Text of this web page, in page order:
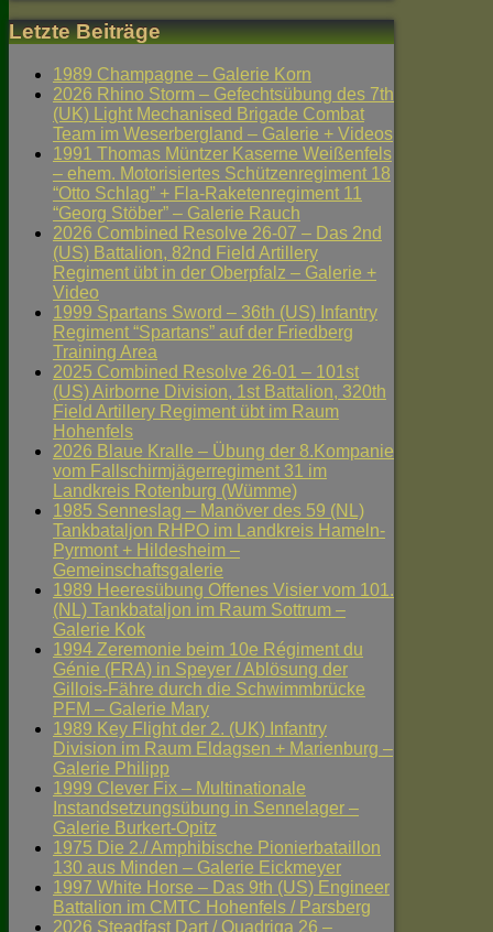
Letzte Beiträge
1989 Champagne – Galerie Korn
2026 Rhino Storm – Gefechtsübung des 7th
(UK) Light Mechanised Brigade Combat
Team im Weserbergland – Galerie + Videos
1991 Thomas Müntzer Kaserne Weißenfels
– ehem. Motorisiertes Schützenregiment 18
“Otto Schlag” + Fla-Raketenregiment 11
“Georg Stöber” – Galerie Rauch
2026 Combined Resolve 26-07 – Das 2nd
(US) Battalion, 82nd Field Artillery
Regiment übt in der Oberpfalz – Galerie +
Video
1999 Spartans Sword – 36th (US) Infantry
Regiment “Spartans” auf der Friedberg
Training Area
2025 Combined Resolve 26-01 – 101st
(US) Airborne Division, 1st Battalion, 320th
Field Artillery Regiment übt im Raum
Hohenfels
2026 Blaue Kralle – Übung der 8.Kompanie
vom Fallschirmjägerregiment 31 im
Landkreis Rotenburg (Wümme)
1985 Senneslag – Manöver des 59 (NL)
Tankbataljon RHPO im Landkreis Hameln-
Pyrmont + Hildesheim –
Gemeinschaftsgalerie
1989 Heeresübung Offenes Visier vom 101.
(NL) Tankbataljon im Raum Sottrum –
Galerie Kok
1994 Zeremonie beim 10e Régiment du
Génie (FRA) in Speyer / Ablösung der
Gillois-Fähre durch die Schwimmbrücke
PFM – Galerie Mary
1989 Key Flight der 2. (UK) Infantry
Division im Raum Eldagsen + Marienburg –
Galerie Philipp
1999 Clever Fix – Multinationale
Instandsetzungsübung in Sennelager –
Galerie Burkert-Opitz
1975 Die 2./ Amphibische Pionierbataillon
130 aus Minden – Galerie Eickmeyer
1997 White Horse – Das 9th (US) Engineer
Battalion im CMTC Hohenfels / Parsberg
2026 Steadfast Dart / Quadriga 26 –